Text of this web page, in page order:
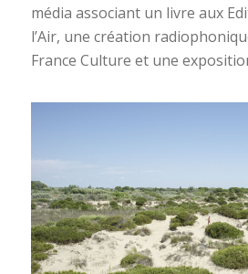
média associant un livre aux
l’Air, une création
France Culture et une